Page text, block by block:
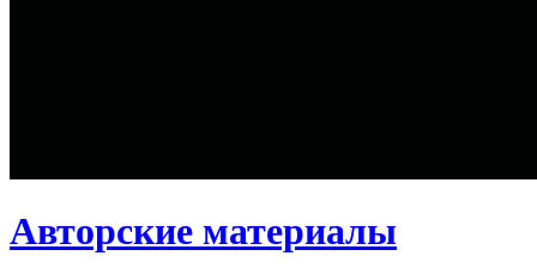
Авторские материалы